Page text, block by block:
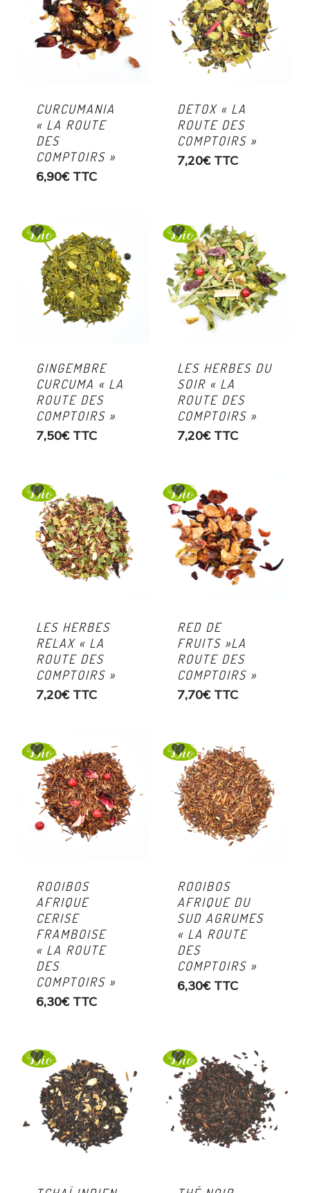
CURCUMANIA
« LA ROUTE
DES
COMPTOIRS »
6,90€ TTC
DETOX « LA
ROUTE DES
COMPTOIRS »
7,20€ TTC
GINGEMBRE
CURCUMA « LA
ROUTE DES
COMPTOIRS »
7,50€ TTC
LES HERBES DU
SOIR « LA
ROUTE DES
COMPTOIRS »
7,20€ TTC
LES HERBES
RELAX « LA
ROUTE DES
COMPTOIRS »
7,20€ TTC
RED DE
FRUITS »LA
ROUTE DES
COMPTOIRS »
7,70€ TTC
ROOIBOS
AFRIQUE
CERISE
FRAMBOISE
« LA ROUTE
DES
COMPTOIRS »
6,30€ TTC
ROOIBOS
AFRIQUE DU
SUD AGRUMES
« LA ROUTE
DES
COMPTOIRS »
6,30€ TTC